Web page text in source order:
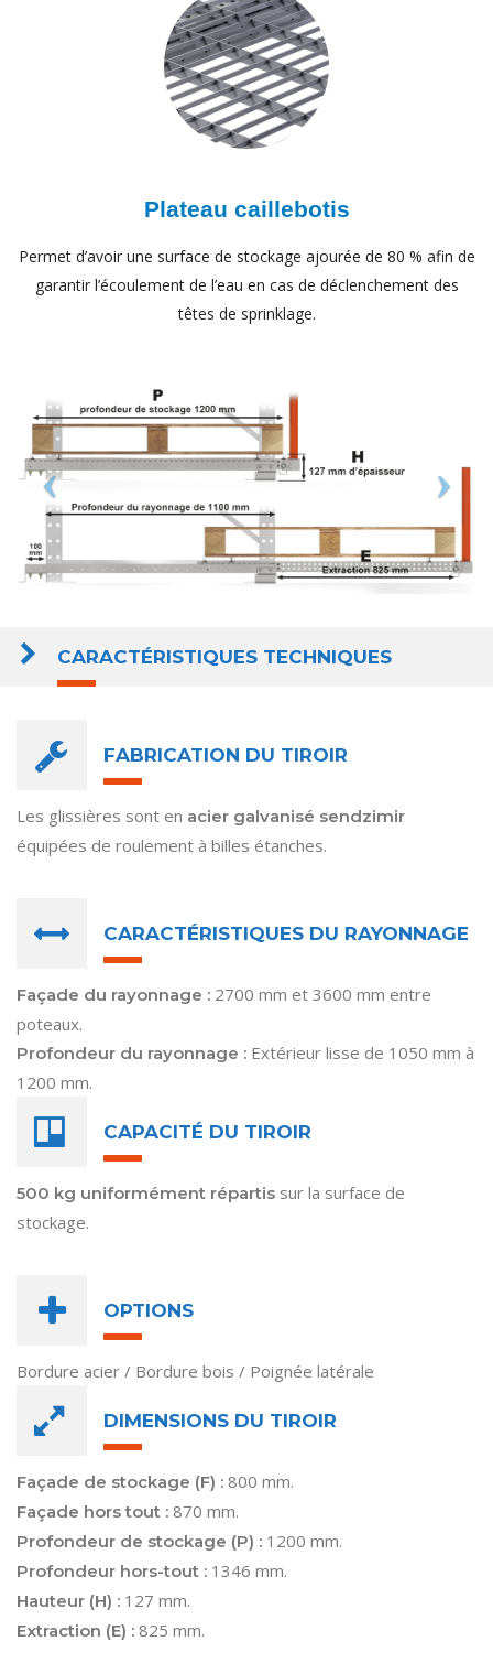
Plateau caillebotis
Permet d’avoir une surface de stockage ajourée de 80 % afin de
garantir l’écoulement de l’eau en cas de déclenchement des
têtes de sprinklage.
CARACTÉRISTIQUES TECHNIQUES
FABRICATION DU TIROIR
Les glissières sont en acier galvanisé sendzimir
équipées de roulement à billes étanches.
CARACTÉRISTIQUES DU RAYONNAGE
Façade du rayonnage : 2700 mm et 3600 mm entre
poteaux.
Profondeur du rayonnage : Extérieur lisse de 1050 mm à
1200 mm.
CAPACITÉ DU TIROIR
500 kg uniformément répartis sur la surface de
stockage.
OPTIONS
Bordure acier / Bordure bois / Poignée latérale
DIMENSIONS DU TIROIR
Façade de stockage (F) : 800 mm.
Façade hors tout : 870 mm.
Profondeur de stockage (P) : 1200 mm.
Profondeur hors-tout : 1346 mm.
Hauteur (H) : 127 mm.
Extraction (E) : 825 mm.